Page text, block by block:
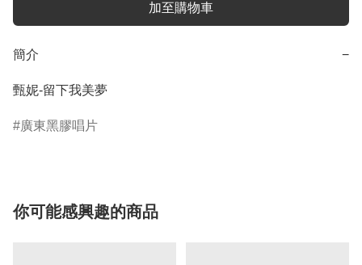
加至購物車
簡介 −
甄妮-留下我美夢
廣東黑膠唱片
你可能感興趣的商品